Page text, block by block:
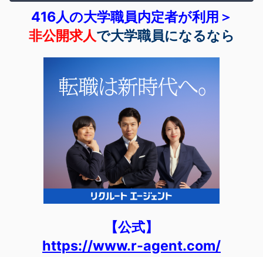
416人の大学職員内定者が利用＞
非公開求人で大学職員になるなら
【公式】
https://www.r-agent.com/